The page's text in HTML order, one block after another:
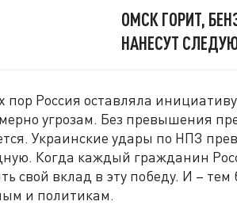
ОМСК ГОРИТ,
НАНЕСУТ
пор Россия оставляла
угрозам. Без превышения
Украинские удары по НПЗ
Когда каждый гражданин
свой вклад в эту победу. И –
и политикам.